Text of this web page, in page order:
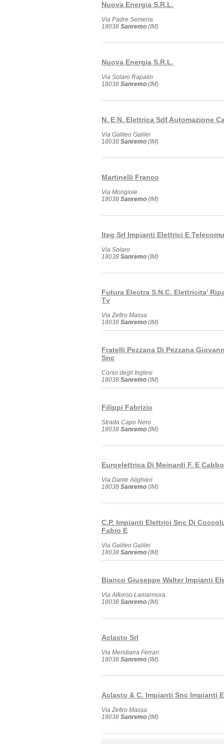
Nuova Energia S.R.L.
Via Padre Semeria
18038 Sanremo (IM)
Nuova Energia S.R.L.
Via Solaro Rapalin
18038 Sanremo (IM)
N. E N. Elettrica Sdf Automazione
Via Galileo Galilei
18038 Sanremo (IM)
Martinelli Franco
Via Mongioie
18038 Sanremo (IM)
Iteg Srl Impianti Elettrici E
Via Solaro
18038 Sanremo (IM)
Futura Electra S.N.C. Elettricita'
Tv
Via Zefiro Massa
18038 Sanremo (IM)
Fratelli Pezzana Di Pezzana
Snc
Corso degli Inglesi
18038 Sanremo (IM)
Filippi Fabrizio
Strada Capo Nero
18038 Sanremo (IM)
Euroelettrica Di Meinardi F. E
Via Dante Alighieri
18038 Sanremo (IM)
C.P. Impianti Elettrici Snc Di
Fabio E
Via Galileo Galilei
18038 Sanremo (IM)
Bianco Giuseppe Walter Impianti
Via Alfonso Lamarmora
18038 Sanremo (IM)
Aclasto Srl
Via Meridiana Ferrari
18038 Sanremo (IM)
Aclasto & C. Impianti Snc Impianti
Via Zefiro Massa
18038 Sanremo (IM)